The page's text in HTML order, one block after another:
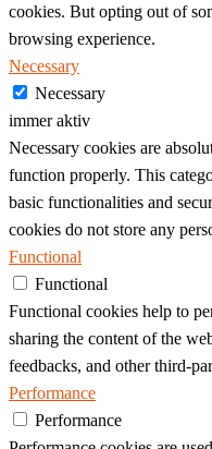
cookies. But opting out of
browsing experience.
Necessary
Necessary
immer aktiv
Necessary cookies are
function properly. This
basic functionalities and
cookies do not store any
Functional
Functional
Functional cookies help to
sharing the content of the
feedbacks, and other third-
Performance
Performance